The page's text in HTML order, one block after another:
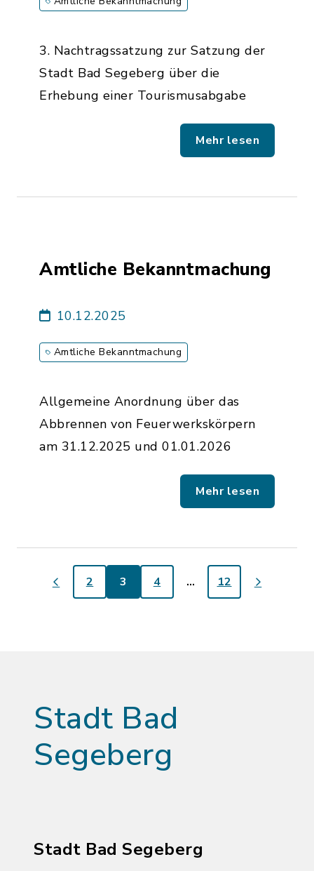
3. Nachtragssatzung zur Satzung der
Stadt Bad Segeberg über die
Erhebung einer Tourismusabgabe
Mehr lesen
Amtliche Bekanntmachung
10.12.2025
Amtliche Bekanntmachung
Allgemeine Anordnung über das
Abbrennen von Feuerwerkskörpern
am 31.12.2025 und 01.01.2026
Mehr lesen
2 3 4 … 12
Stadt Bad
Segeberg
Stadt Bad Segeberg